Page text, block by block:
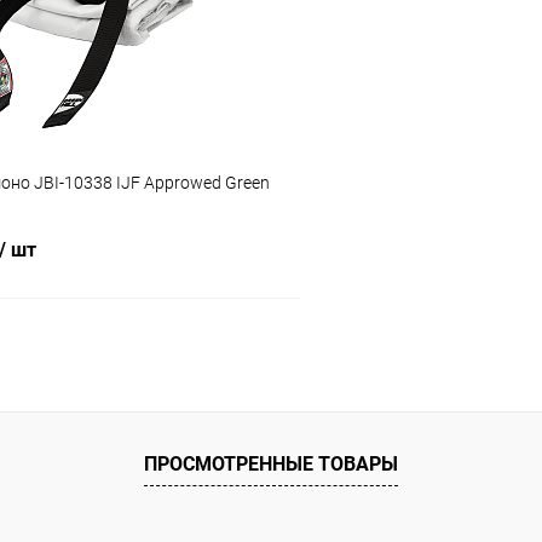
В наличии
JBI-10338 IJF Approwed Green
/ шт
Сравнение
В наличии
ПРОСМОТРЕННЫЕ ТОВАРЫ